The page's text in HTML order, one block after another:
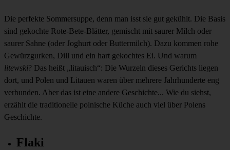
Die perfekte Sommersuppe, denn man isst sie gut gekühlt. Die Basis
sind gekochte Rote-Bete-Blätter, gemischt mit saurer Milch oder
saurer Sahne (oder Joghurt oder Buttermilch). Dazu kommen rohe
Gewürzgurken, Dill und ein hart gekochtes Ei. Und warum
litewski? Das heißt „litauisch“: Die Wurzeln dieses Gerichts liegen
dort, und Polen und Litauen waren über mehrere Jahrhunderte eng
verbunden. Aber das ist eine andere Geschichte... Wie du siehst,
erzählt die traditionelle polnische Küche auch viel über Polens
Geschichte.
Flaki